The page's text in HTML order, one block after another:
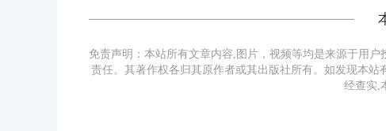
免责声明：本站所有文章内容,图片，视频等均是来源于用
责任。其著作权各归其原作者或其出版社所有。如发现本
经查实,